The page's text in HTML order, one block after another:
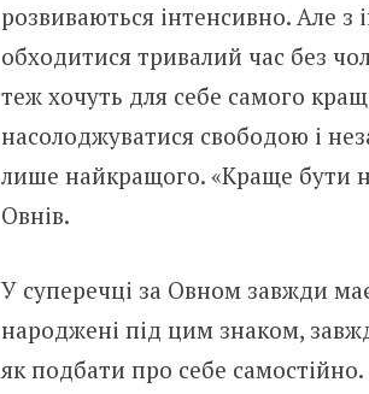
розвиваються інтенсивно. Але
обходитися тривалий час без
теж хочуть для себе самого
насолоджуватися свободою і
лише найкращого. «Краще бути
Овнів.
У суперечці за Овном завжди
народжені під цим знаком,
як подбати про себе